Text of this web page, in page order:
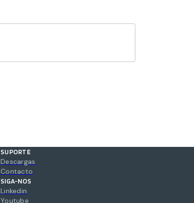
SUPORTE
Descargas
Contacto
SIGA-NOS
Linkedin
Youtube